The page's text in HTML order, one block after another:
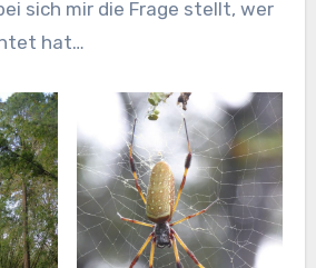
sich mir die Frage stellt, wer
hat…